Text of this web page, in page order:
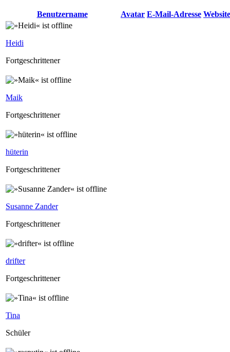
Benutzername Avatar E-Mail-Adresse Website
Heidi
Fortgeschrittener
Maik
Fortgeschrittener
hüterin
Fortgeschrittener
Susanne Zander
Fortgeschrittener
drifter
Fortgeschrittener
Tina
Schüler